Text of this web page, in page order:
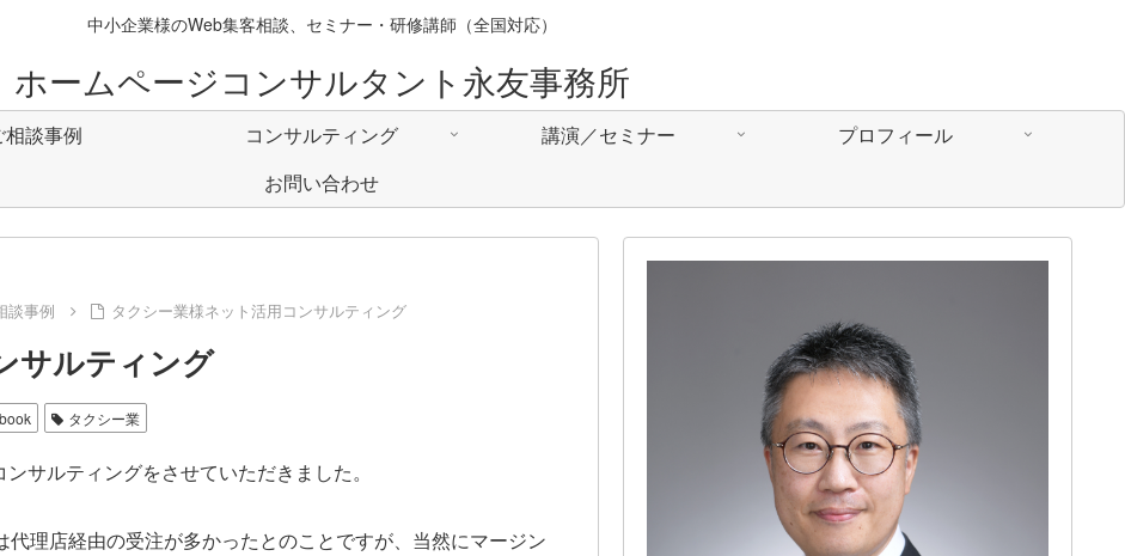
中小企業様のWeb集客相談、セミナー・研修講師（全国対応）
ホームページコンサルタント永友事務所
相談事例 コンサルティング 講演／セミナー
プロフィール
お問い合わせ
談事例 タクシー業様ネット活用コンサルティング
サルティング
タクシー業
サルティングをさせていただきました。
理店経由の受注が多かったとのことですが、当然にマージン